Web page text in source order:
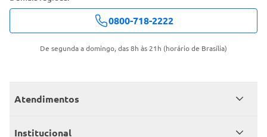
0800-718-2222
De segunda a domingo, das 8h às 21h (horário de Brasília)
Atendimentos
Meus pedidos
Institucional